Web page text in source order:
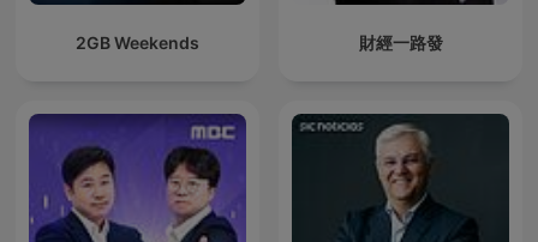
2GB Weekends 財經一路發